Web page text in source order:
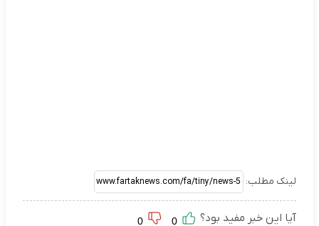
لینک مطلب:
آیا این خبر مفید بود؟